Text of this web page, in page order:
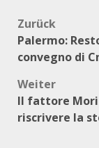
Zurück
Palermo:
convegno di
Weiter
Il fattore Mori
riscrivere la